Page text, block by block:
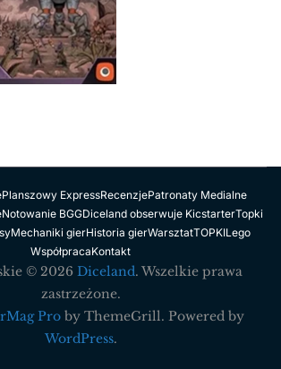
Planszowy ExpressRecenzjePatronaty Medialne
Notowanie BGGDiceland obserwuje KicstarterTopki
Mechaniki gierHistoria gierWarsztatTOPKILego
WspółpracaKontakt
© 2026 Diceland. Wszelkie prawa
zastrzeżone.
Proby ThemeGrill. Powered by
WordPress.